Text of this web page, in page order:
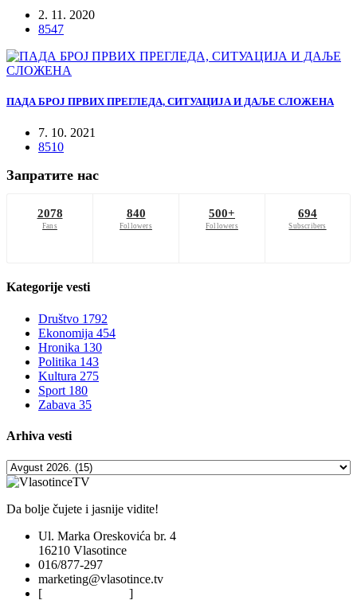
2. 11. 2020
8547
ПАДА БРОЈ ПРВИХ ПРЕГЛЕДА, СИТУАЦИЈА И ДАЉЕ СЛОЖЕНА
7. 10. 2021
8510
Запратите нас
2078
Fans
840
Followers
500+
Followers
694
Subscribers
Kategorije vesti
Društvo 1792
Ekonomija 454
Hronika 130
Politika 143
Kultura 275
Sport 180
Zabava 35
Arhiva vesti
Da bolje čujete i jasnije vidite!
Ul. Marka Oreskovića br. 4
16210 Vlasotince
016/877-297
marketing@vlasotince.tv
[
]